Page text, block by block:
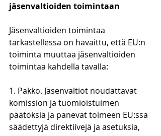
jäsenvaltioiden toimintaan
Jäsenvaltioiden toimintaa
tarkastellessa on havaittu, että EU:n
toiminta muuttaa jäsenvaltioiden
toimintaa kahdella tavalla:
1. Pakko. Jäsenvaltiot noudattavat
komission ja tuomioistuimen
päätöksiä ja panevat toimeen EU:ssa
säädettyjä direktiivejä ja asetuksia,